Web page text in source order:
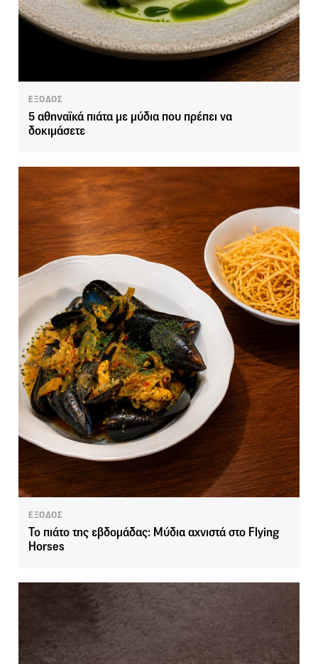
ΕΞΟΔΟΣ
5 αθηναϊκά πιάτα με μύδια που πρέπει να
δοκιμάσετε
ΕΞΟΔΟΣ
Το πιάτο της εβδομάδας: Mύδια αχνιστά στο Flying
Horses